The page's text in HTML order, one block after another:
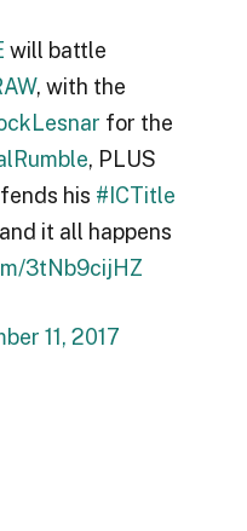
will battle
, with the
for the
, PLUS
his #ICTitle
it all happens
3tNb9cijHZ
11, 2017